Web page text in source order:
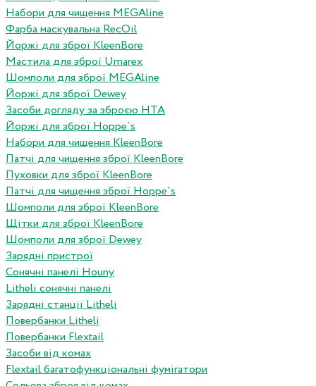
Набори для чищення MEGAline
Фарба маскувальна RecOil
Йоржі для зброї KleenBore
Мастила для зброї Umarex
Шомполи для зброї MEGAline
Йоржі для зброї Dewey
Засоби догляду за зброєю HTA
Йоржі для зброї Hoppe`s
Набори для чищення KleenBore
Патчі для чищення зброї KleenBore
Пуховки для зброї KleenBore
Патчі для чищення зброї Hoppe`s
Шомполи для зброї KleenBore
Щітки для зброї KleenBore
Шомполи для зброї Dewey
Зарядні пристрої
Сонячні панелі Houny
Litheli сонячні панелі
Зарядні станції Litheli
Повербанки Litheli
Повербанки Flextail
Засоби від комах
Flextail багатофункціональні фумігатори